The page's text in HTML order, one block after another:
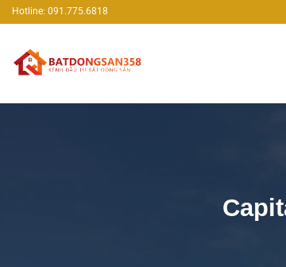
Bỏ
qua
dung
Hotline: 091.775.6818